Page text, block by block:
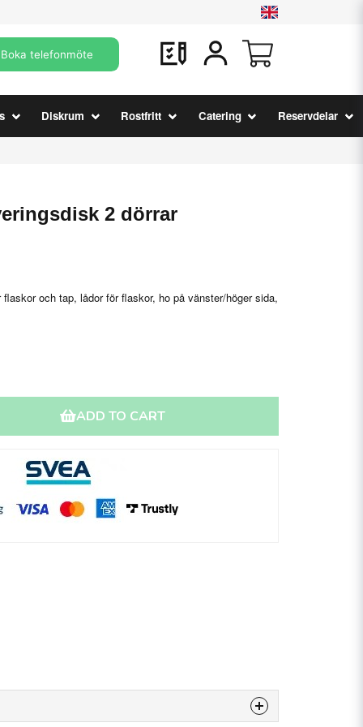
Boka telefonmöte
Diskrum Rostfritt Catering Reservdelar
2 dörrar
och tap, lådor för flaskor, ho på vänster/höger sida,
ADD TO CART